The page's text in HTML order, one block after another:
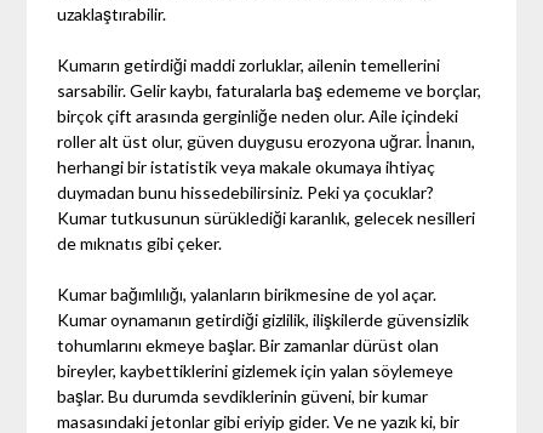
uzaklaştırabilir.
Kumarın getirdiği maddi zorluklar, ailenin temellerini
sarsabilir. Gelir kaybı, faturalarla baş edememe ve borçlar,
birçok çift arasında gerginliğe neden olur. Aile içindeki
roller alt üst olur, güven duygusu erozyona uğrar. İnanın,
herhangi bir istatistik veya makale okumaya ihtiyaç
duymadan bunu hissedebilirsiniz. Peki ya çocuklar?
Kumar tutkusunun sürüklediği karanlık, gelecek nesilleri
de mıknatıs gibi çeker.
Kumar bağımlılığı, yalanların birikmesine de yol açar.
Kumar oynamanın getirdiği gizlilik, ilişkilerde güvensizlik
tohumlarını ekmeye başlar. Bir zamanlar dürüst olan
bireyler, kaybettiklerini gizlemek için yalan söylemeye
başlar. Bu durumda sevdiklerinin güveni, bir kumar
masasındaki jetonlar gibi eriyip gider. Ve ne yazık ki, bir